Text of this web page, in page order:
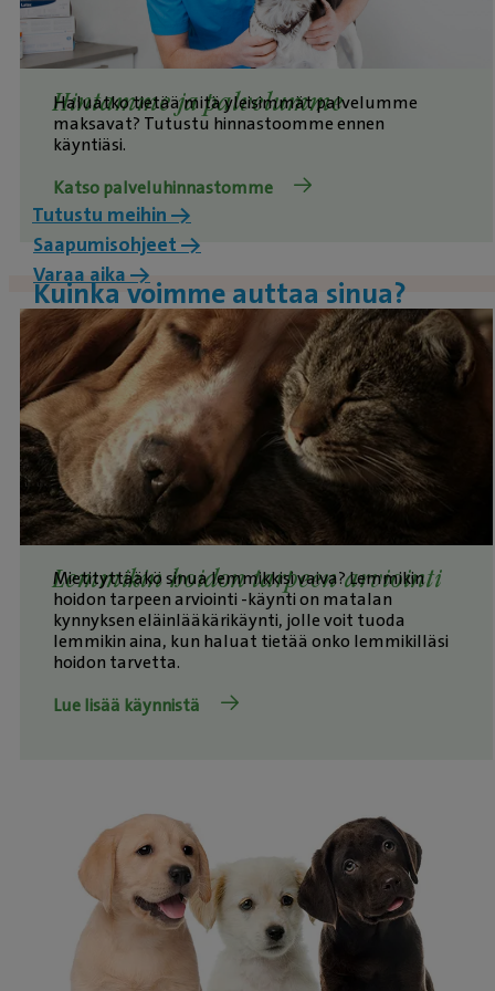
Hintamme ja palvelumme
Haluatko tietää mitä yleisimmät palvelumme
maksavat? Tutustu hinnastoomme ennen
käyntiäsi.
Katso palveluhinnastomme
Kuinka voimme auttaa sinua?
Varaa aika →
Saapumisohjeet ->
Tutustu meihin ->
Lemmikin hoidon tarpeen arviointi
Mietityttääkö sinua lemmikkisi vaiva? Lemmikin
hoidon tarpeen arviointi -käynti on matalan
kynnyksen eläinlääkärikäynti, jolle voit tuoda
lemmikin aina, kun haluat tietää onko lemmikilläsi
hoidon tarvetta.
Lue lisää käynnistä